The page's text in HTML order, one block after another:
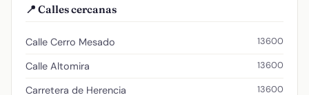
📍 Calles cercanas
Calle Cerro Mesado 13600
Calle Altomira 13600
Carretera de Herencia 13600